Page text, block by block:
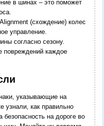
в шинах – это поможет
(схождение) колес
управление.
согласно сезону.
повреждений каждое
указывающие на
узнали, как правильно
на дороге во